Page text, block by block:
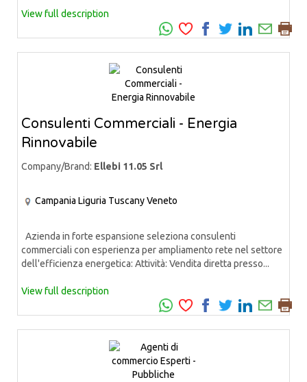
View full description
Consulenti Commerciali - Energia
Rinnovabile
Company/Brand: Ellebi 11.05 Srl
Campania Liguria TuscanyVeneto
Azienda in forte espansione seleziona consulenti
commerciali con esperienza per ampliamento rete nel settore
dell'efficienza energetica: Attività: Vendita diretta presso...
View full description